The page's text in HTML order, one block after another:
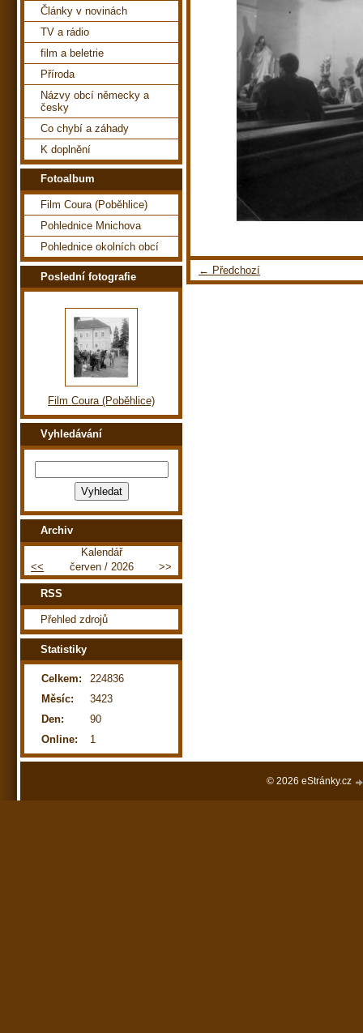
← Předchozí
Články v novinách
TV a rádio
film a beletrie
Příroda
Názvy obcí německy a
česky
Co chybí a záhady
K doplnění
Fotoalbum
Film Coura (Poběhlice)
Pohlednice Mnichova
Pohlednice okolních obcí
Poslední fotografie
Film Coura (Poběhlice)
Vyhledávání
Archiv
Kalendář
<<
červen / 2026 >>
RSS
Přehled zdrojů
Statistiky
Online: 1
Celkem:
224836
Měsíc:
3423
Den:
90
© 2026 eStránky.cz